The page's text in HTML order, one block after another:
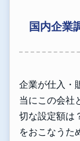
国内企業
企業が仕入・
当にこの会社
切な設定額は
をおこなうた